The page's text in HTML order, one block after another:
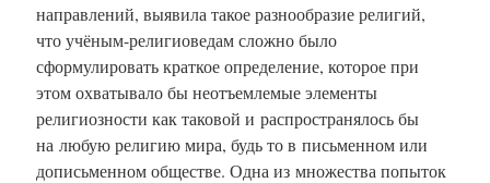
направлений, выявила такое разнообразие религий,
чтоучёным-религиоведамсложно было
сформулировать краткое определение, которое при
этом охватывало бы неотъемлемые элементы
религиозности как таковой и распространялось бы
на любую религию мира, будь то в письменном или
дописьменном обществе. Одна из множества попыток